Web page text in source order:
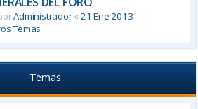
Administrador«21 Ene 2013
Temas
Temas